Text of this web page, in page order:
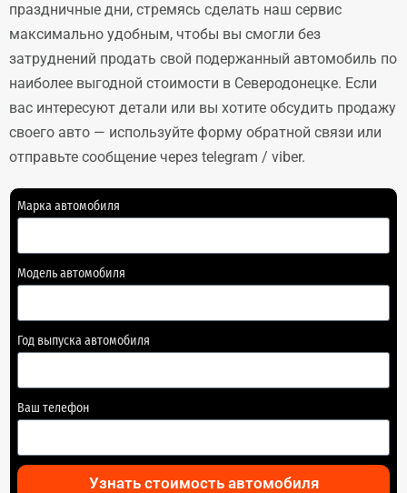
праздничные дни, стремясь сделать наш сервис
максимально удобным, чтобы вы смогли без
затруднений продать свой подержанный автомобиль по
наиболее выгодной стоимости в Северодонецке. Если
вас интересуют детали или вы хотите обсудить продажу
своего авто — используйте форму обратной связи или
отправьте сообщение через telegram / viber.
Марка автомобиля
Модель автомобиля
Год выпуска автомобиля
Ваш телефон
Узнать стоимость автомобиля